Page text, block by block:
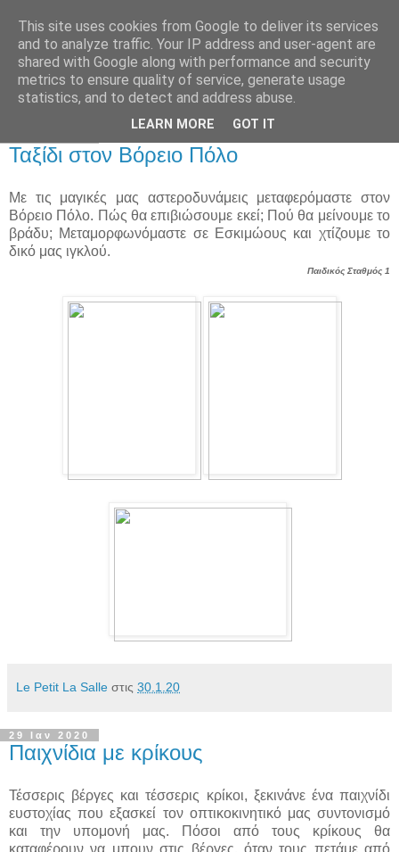
Παιδικός Σταθμός-
Νηπιαγωγείο "ΔΕΛΑΣΑΛ"
Ταξίδι στον Βόρειο Πόλο
Με τις μαγικές μας αστεροδυνάμεις μεταφερόμαστε στον
Βόρειο Πόλο. Πώς θα επιβιώσουμε εκεί; Πού θα μείνουμε το
βράδυ; Μεταμορφωνόμαστε σε Εσκιμώους και χτίζουμε το
δικό μας ιγκλού.
Παιδικός Σταθμός 1
Le Petit La Salle στις 30.1.20
29 Ιαν 2020
Παιχνίδια με κρίκους
Τέσσερις βέργες και τέσσερις κρίκοι, ξεκινάνε ένα παιχνίδι
ευστοχίας που εξασκεί τον οπτικοκινητικό μας συντονισμό
και την υπομονή μας. Πόσοι από τους κρίκους θα
καταφέρουν να μπουν στις βέργες, όταν τους πετάμε από
This site uses cookies from Google to deliver its services
and to analyze traffic. Your IP address and user-agent are
shared with Google along with performance and security
metrics to ensure quality of service, generate usage
statistics, and to detect and address abuse.
LEARN MORE GOT IT